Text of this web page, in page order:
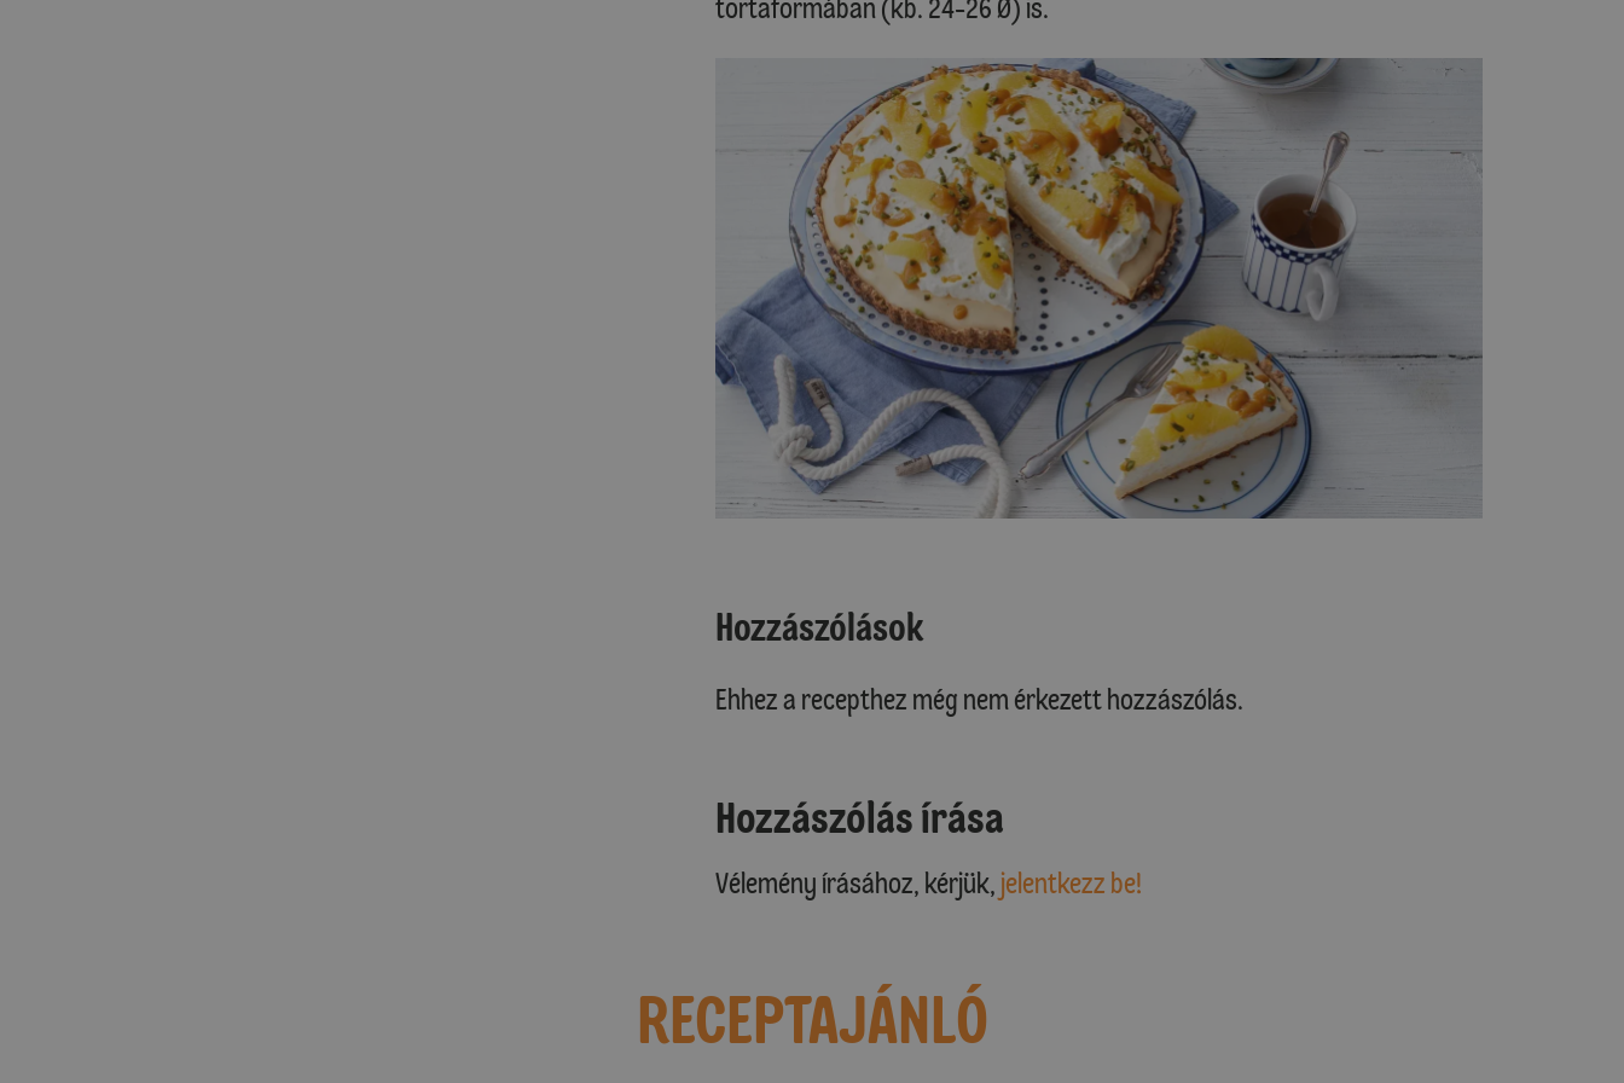
tortaformában (kb. 24-26 Ø) is.
Hozzászólások
Ehhez a recepthez még nem érkezett hozzászólás.
Hozzászólás írása
Vélemény írásához, kérjük, jelentkezz be!
RECEPTAJÁNLÓ